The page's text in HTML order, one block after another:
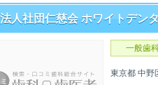
医者
人社団仁慈会 ホワイトデン
一般歯
東京都 中野